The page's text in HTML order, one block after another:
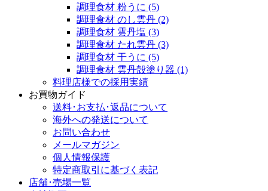
調理食材 粉うに (5)
調理食材 のし雲丹 (2)
調理食材 雲丹塩 (3)
調理食材 たれ雲丹 (3)
調理食材 干うに (5)
調理食材 雲丹殻塗り器 (1)
料理店様での採用実績
お買物ガイド
送料･お支払･返品について
海外への発送について
お問い合わせ
メールマガジン
個人情報保護
特定商取引に基づく表記
店舗･売場一覧